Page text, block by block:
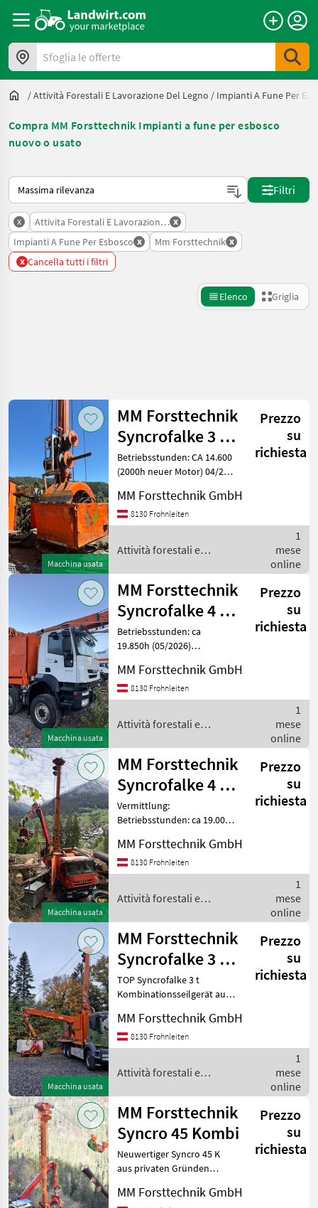
Sfoglia le offerte
/Attività Forestali E Lavorazione Del Legno / Impianti A Fune Per
Compra MM Forsttechnik Impianti a fune per esbosco
nuovo o usato
Ecco come viene ordinato su Landwirt.com
Filtri
x Attivita Forestali E Lavorazione Del Legno
x
Impianti A Fune Per Esbosco x Mm Forsttechnik x
x Cancella tutti i filtri
Elenco Griglia
ricerca
Categoria Paese Filtri
PERCORSO
ATTUALE
Settore
forestale
Attivita
Forestali E
Lavorazione
Per
Esbosco
Mm
Forsttechnik
SCEGLI
CATEGORIA
MM Forsttechnik
Koller
Maxwald
Konrad
MODELLO
Syncro
MARKETPLACE
Marketplace
Offerte dei
rivenditori
Reimposta
Mostra
9
risultati
Macchina usata
MM Forsttechnik
Syncrofalke 3 to
Kombi
Prezzo
su
richiesta
Betriebsstunden: CA 14.600
(2000h neuer Motor) 04/26)
750m / 18, 5. mm Zugseil:
1.800m / 11 mm Hilfsseil:
1.800m / 9 mm Ankerseil
MM Forsttechnik GmbH
8130 Frohnleiten
Attività forestali e
Forsttechnik
1
mese
online
Macchina usata
MM Forsttechnik
Syncrofalke 4 to
Kombi
Prezzo
su
richiesta
Betriebsstunden: ca
19.850h (05/2026)
Zugseil: ca 1600m Hilfsseil:
ca 1600m Typ des
Aufbaufahrzeugs: IVECO
MM Forsttechnik GmbH
8130 Frohnleiten
Attività forestali e
Forsttechnik
1
mese
online
Macchina usata
MM Forsttechnik
Syncrofalke 4 to
Kombi
Prezzo
su
richiesta
Vermittlung:
Betriebsstunden: ca 19.000
Tragseil: Typ ø Länge 22mm
900m Zugseil: Typ ø Länge
12mm 1.200m Hilfsseil: Typ
MM Forsttechnik GmbH
8130 Frohnleiten
Attività forestali e
Forsttechnik
1
mese
online
Macchina usata
MM Forsttechnik
Syncrofalke 3 to
Kombi
Prezzo
su
richiesta
TOP Syncrofalke 3 t
Kombinationsseilgerät aus
Tragseil: 800 m ø:18, 5 mm
Zugseil: 1600 m ø: 11 mm
Hilfsseil: 1600 m ø: 8 mm
MM Forsttechnik GmbH
8130 Frohnleiten
Attività forestali e
Forsttechnik
1
mese
online
MM Forsttechnik
Syncro 45 Kombi
Prezzo
su
richiesta
Neuwertiger Syncro 45 K
aus privaten Gründen
5.000 Bstd., 800 m (22 mm)
MM Forsttechnik GmbH